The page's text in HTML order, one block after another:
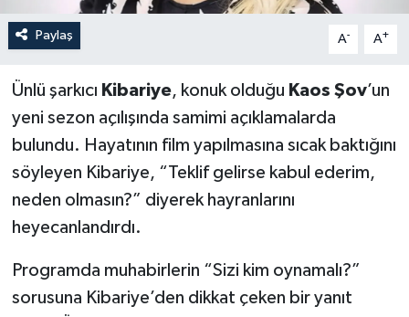
Paylaş A- A+
Ünlü şarkıcı Kibariye, konuk olduğu Kaos Şov’un
yeni sezon açılışında samimi açıklamalarda
bulundu. Hayatının film yapılmasına sıcak baktığını
söyleyen Kibariye, “Teklif gelirse kabul ederim,
neden olmasın?” diyerek hayranlarını
heyecanlandırdı.
Programda muhabirlerin “Sizi kim oynamalı?”
sorusuna Kibariye’den dikkat çeken bir yanıt